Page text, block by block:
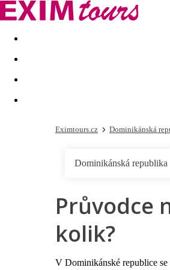
Akční nabídky Last minute
Eximtours.cz Dominikánská
Dominikánská republika
Průvodce
kolik?
V Dominikánské republice